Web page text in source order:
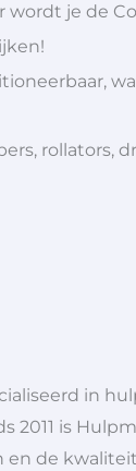
wordt je de
rollators,
in
2011 is
en de